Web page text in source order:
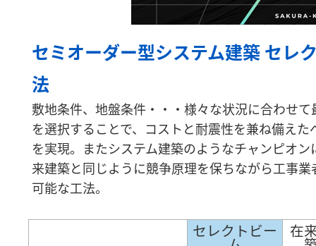
セミオーダー型システム建築 セレ
法
敷地条件、地盤条件・・・様々な状況に合わせ
を選択することで、コストと耐震性を兼ね備え
を実現。またシステム建築のようなチャンピオ
来建築と同じように競争原理を保ちながら工事
可能な工法。
セレクトビー 在